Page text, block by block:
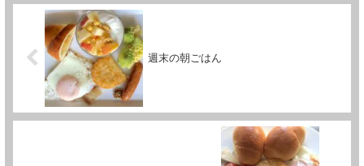
週末の朝ごはん